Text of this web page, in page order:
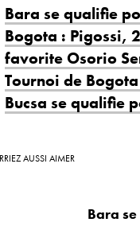
Bara se qualifie
Bogota : Pigossi,
favorite Osorio
Tournoi de
Bucsa se qualifie
AUSSI AIMER
Bara